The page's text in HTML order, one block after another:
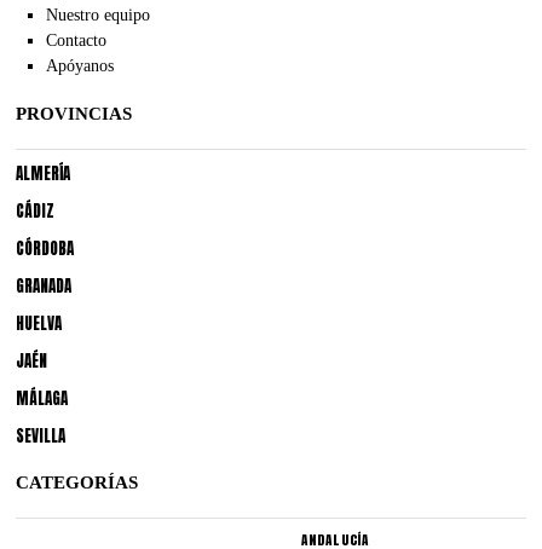
Nuestro equipo
Contacto
Apóyanos
PROVINCIAS
ALMERÍA
CÁDIZ
CÓRDOBA
GRANADA
HUELVA
JAÉN
MÁLAGA
SEVILLA
CATEGORÍAS
ANDALUCÍA